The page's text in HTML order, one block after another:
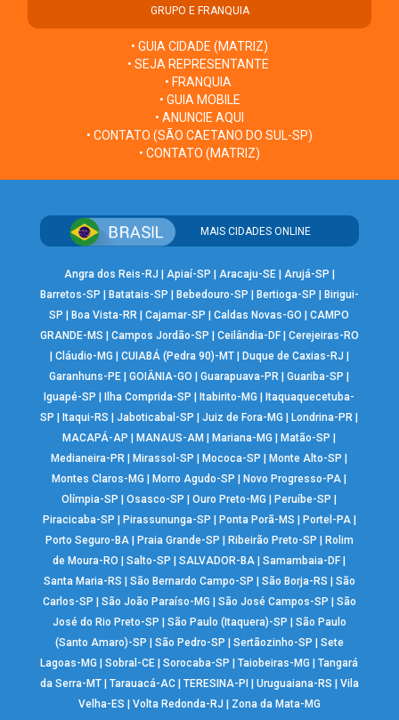
GRUPO E FRANQUIA
• GUIA CIDADE (MATRIZ)
• SEJA REPRESENTANTE
• FRANQUIA
• GUIA MOBILE
• ANUNCIE AQUI
• CONTATO (SÃO CAETANO DO SUL-SP)
• CONTATO (MATRIZ)
MAIS CIDADES ONLINE
Angra dos Reis-RJ Apiaí-SP Aracaju-SE| Arujá-SP
Barretos-SP
Batatais-SP Bebedouro-SP Bertioga-SP
Birigui-
SP
Boa Vista-RR |Cajamar-SP |Caldas Novas-GO |CAMPO
GRANDE-MS
Campos Jordão-SP Ceilândia-DF| Cerejeiras-RO
Cláudio-MG CUIABÁ (Pedra 90)-MT| Duque de Caxias-RJ
Garanhuns-PE |GOIÂNIA-GO |Guarapuava-PR |Guariba-SP
Iguapé-SP
Ilha Comprida-SP Itabirito-MG
Itaquaquecetuba-
SP
Itaqui-RS |Jaboticabal-SP |Juiz de Fora-MG Londrina-PR
MACAPÁ-AP
MANAUS-AM Mariana-MG Matão-SP
Medianeira-PR
Mirassol-SP Mococa-SP Monte Alto-SP
Montes Claros-MG
Morro Agudo-SP Novo Progresso-PA
Olímpia-SP
|Osasco-SP |Ouro Preto-MG Peruíbe-SP
Piracicaba-SP
Pirassununga-SP Ponta Porã-MS Portel-PA|
Porto Seguro-BA| Praia Grande-SP Ribeirão Preto-SP
Rolim
de Moura-RO
|Salto-SP |SALVADOR-BA |Samambaia-DF
Santa Maria-RS
São Bernardo Campo-SP São Borja-RS
São
Carlos-SP
São João Paraíso-MG São José Campos-SP
São
José do Rio Preto-SP
São Paulo (Itaquera)-SP
São Paulo
(Santo Amaro)-SP
São Pedro-SP Sertãozinho-SP
Sete
Lagoas-MG
|Sobral-CE |Sorocaba-SP |Taiobeiras-MG |Tangará
da Serra-MT| Tarauacá-AC| TERESINA-PI Uruguaiana-RS
Vila
Velha-ES
Volta Redonda-RJ Zona da Mata-MG